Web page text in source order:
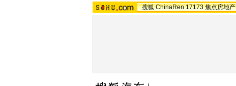
搜狐 ChinaRen 17173 焦点房地产